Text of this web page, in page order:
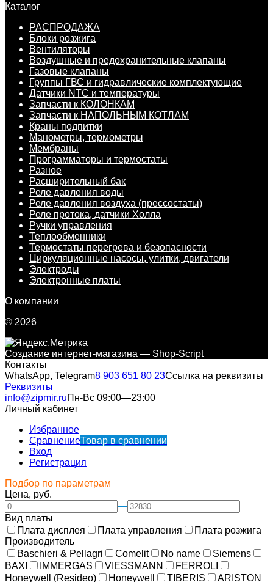
Каталог
РАСПРОДАЖА
Блоки розжига
Вентиляторы
Воздушные и предохранительные клапаны
Газовые клапаны
Группы ГВС и гидравлические комплектующие
Датчики NTC и температуры
Запчасти к КОЛОНКАМ
Запчасти к НАПОЛЬНЫМ КОТЛАМ
Краны подпитки
Манометры, термометры
Мембраны
Программаторы и термостаты
Разное
Расширительный бак
Реле давления воды
Реле давления воздуха (прессостаты)
Реле протока, датчики Холла
Ручки управления
Теплообменники
Термостаты перегрева и безопасности
Циркуляционные насосы, улитки, двигатели
Электроды
Электронные платы
О компании
© 2026
Создание интернет-магазина — Shop-Script
Контакты
WhatsApp, Telegram8 903 651 80 23Ссылка на реквизиты
Реквизиты
info@zipmir.ruПн-Вс 09:00—23:00
Личный кабинет
Избранное
СравнениеТовар в сравнении
Вход
Регистрация
Подбор по параметрам
Цена, руб.
—
Вид платы
Плата дисплея
Плата управления
Плата розжига
Производитель
Baschieri & Pellagri
Comelit No name
Siemens
BAXI
IMMERGAS VIESSMANN
FERROLI
Honeywell (Resideo)
Honeywell TIBERIS ARISTON